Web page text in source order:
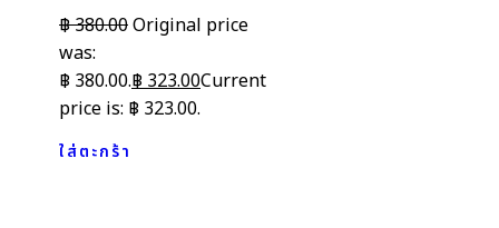
฿380.00Original price
was:
฿ 380.00.฿323.00Current
price is: ฿ 323.00.
ใส่ตะกร้า